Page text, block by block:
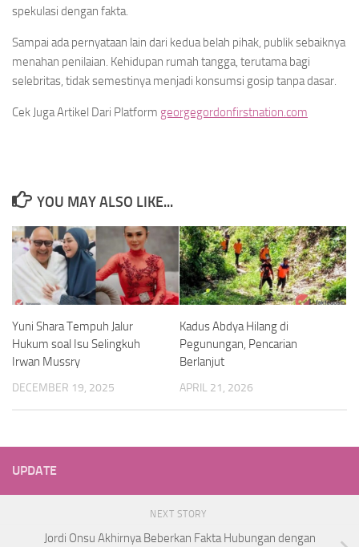
spekulasi dengan fakta.
Sampai ada pernyataan lain dari kedua belah pihak, publik sebaiknya
menahan penilaian. Kehidupan rumah tangga, terutama bagi
selebritas, tidak semestinya menjadi konsumsi gosip tanpa dasar.
Cek Juga Artikel Dari Platform georgegordonfirstnation.com
YOU MAY ALSO LIKE...
Yuni Shara Tempuh Jalur
Hukum soal Isu Selingkuh
Irwan Mussry
DECEMBER 19, 2025
Kadus Abdya Hilang di
Pegunungan, Pencarian
Berlanjut
APRIL 21, 2026
UPDATE
NEXT STORY
Jordi Onsu Akhirnya Beberkan Fakta Hubungan dengan